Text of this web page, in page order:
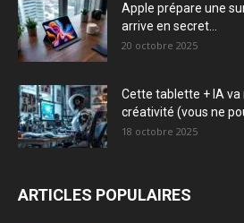
Apple prépare une
arrive en secret...
20 octobre 2025
Cette tablette + IA
créativité (vous ne
18 octobre 2025
ARTICLES POPULAIRES